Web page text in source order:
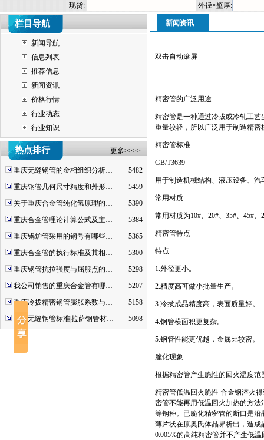
现货: 外径×壁厚:
栏目导航
新闻导航
信息列表
推荐信息
新闻资讯
价格行情
行业动态
行业知识
热点排行 更多>>>>
重庆无缝钢管的金相组织分析…
5482
重庆钢管几何尺寸精度和外形…
5459
关于重庆合金管纯化氢原理的…
5390
重庆合金管理论计算公式及主…
5384
重庆锅炉管采用的钢号有哪些…
5365
重庆合金管的执行标准及其相…
5300
重庆钢管抗拉强度与屈服点的…
5298
我公司销售的重庆合金管有哪…
5207
重庆冷拔精密钢管膨胀系数与…
5158
西藏无缝钢管标准|拉萨钢管材…
5098
新闻资讯
双击自动滚屏
精密管的广泛用途
精密管是一种通过冷拔或冷轧工
重量较轻，所以广泛用于制造精
精密管标准
GB/T3639
用于制造机械结构、液压设备、汽
常用材质
常用材质为10#、 20#、 35#、 45#、
精密管特点
特点
1. 外径更小。
2. 精度高可做小批量生产。
3. 冷拔成品精度高，表面质量好。
4. 钢管横面积更复杂。
5. 钢管性能更优越，金属比较密。
脆化现象
根据精密管产生脆性的回火温度
精密管低温回火脆性 合金钢淬火
密管不能再用低温回火加热的方法
等钢种。已脆化精密管的断口是
薄片状在原奥氏体晶界析出，造成
0.005%的高纯精密管并不产生低